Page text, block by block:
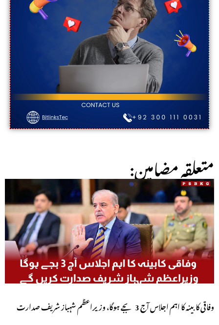
:متعلقہ مضامین
وفاقی کابینہ کا اہم اجلاس آج 3 بجے ہوگا، وزیراعظم شہباز شریف صدارت